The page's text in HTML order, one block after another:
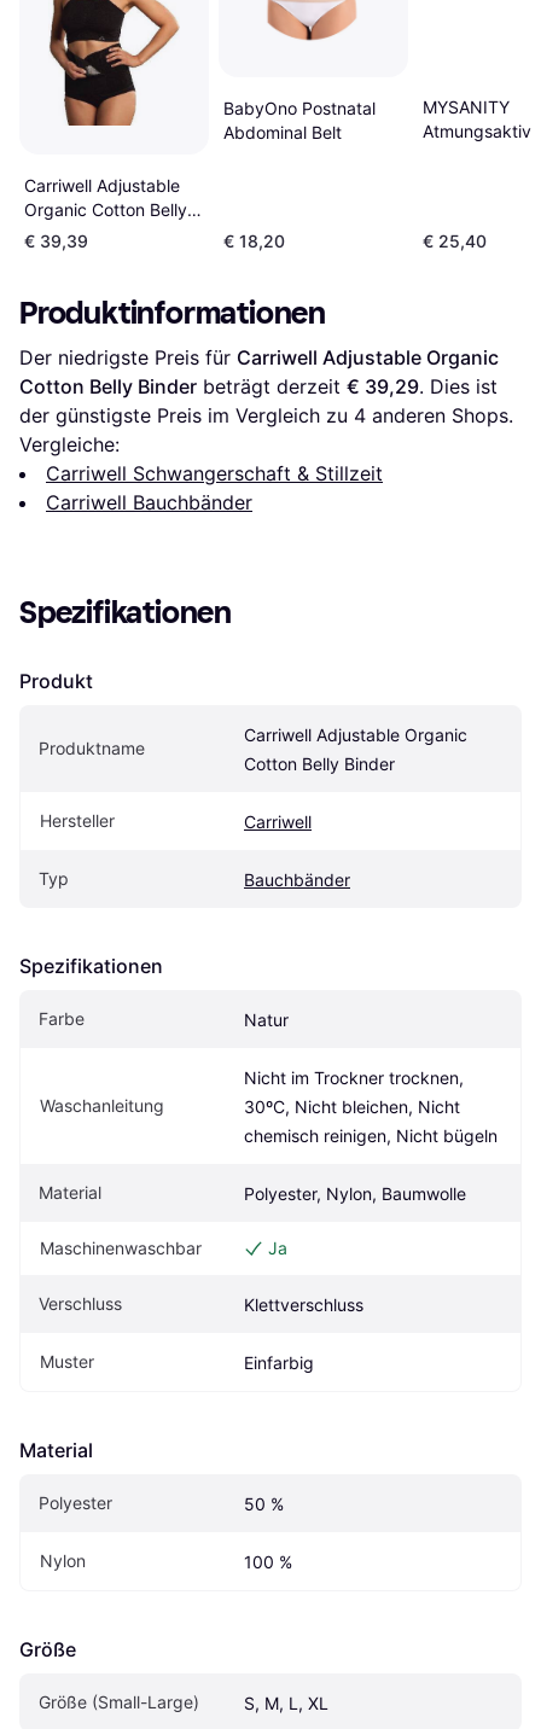
Carriwell Adjustable
Organic Cotton Belly
Binder
€ 39,39
BabyOno Postnatal
Abdominal Belt
€ 18,20
MYSANITY
€ 25,40
Produktinformationen
Der niedrigste Preis für Carriwell Adjustable Organic
Cotton Belly Binder beträgt derzeit € 39,29. Dies ist
der günstigste Preis im Vergleich zu 4 anderen Shops.
Vergleiche:
Carriwell Schwangerschaft & Stillzeit
Carriwell Bauchbänder
Spezifikationen
Produkt
Produktname
Carriwell Adjustable Organic
Cotton Belly Binder
Hersteller Carriwell
Typ Bauchbänder
Spezifikationen
Farbe Natur
Waschanleitung
Nicht im Trockner trocknen,
30ºC, Nicht bleichen, Nicht
chemisch reinigen, Nicht bügeln
Material Polyester, Nylon, Baumwolle
Maschinenwaschbar Ja
Verschluss Klettverschluss
Muster Einfarbig
Material
Polyester 50 %
Nylon 100 %
Größe
Größe (Small-Large) S, M, L, XL